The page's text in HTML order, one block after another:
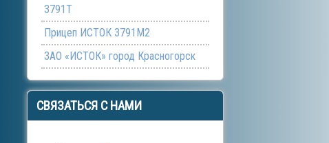
3791Т
Прицеп ИСТОК 3791М2
ЗАО «ИСТОК» город Красногорск
СВЯЗАТЬСЯ С НАМИ